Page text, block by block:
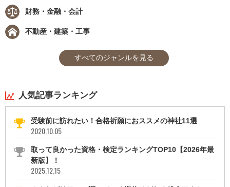
財務・金融・会計
不動産・建築・工事
すべてのジャンルを見る
人気記事ランキング
受験前に訪れたい！合格祈願におススメの神社11選
2020.10.05
取って良かった資格・検定ランキングTOP10【2026年最
新版】！
2025.12.15